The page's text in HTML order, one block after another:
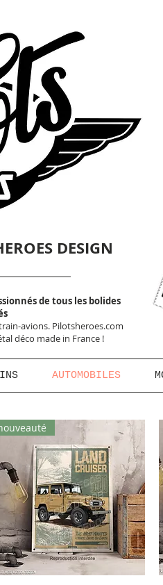
DESIGN
de tous les bolides
avions. Pilotsheroes.com
déco made in France !
AUTOMOBILES